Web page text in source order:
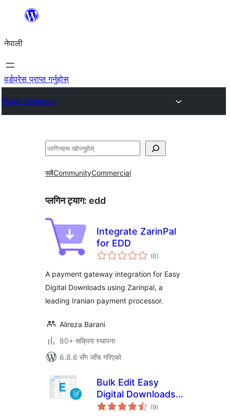
सामग्रीमा
नेपाली
वर्डप्रेस प्राप्त गर्नुहोस्
Plugin Directory
खोज्नुहोस्
सबैCommunityCommercial
प्लगिन ट्याग: edd
Integrate ZarinPal
for EDD
(0कुल
रेटिङ्गहरू
)
A payment gateway integration for Easy
Digital Downloads using Zarinpal, a
leading Iranian payment processor.
Alireza Barani
80+ सक्रिय स्थापना
6.8.6 सँग जाँच गरिएको
Bulk Edit Easy
Digital Downloads –
Fast Bulk Creator
(9कुल
रेटिङ्गहरू
)